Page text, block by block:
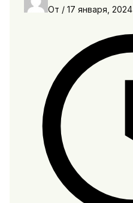
От / 17 января, 2024